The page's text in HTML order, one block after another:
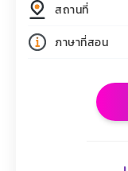
สถานที่
ภาษาที่สอน